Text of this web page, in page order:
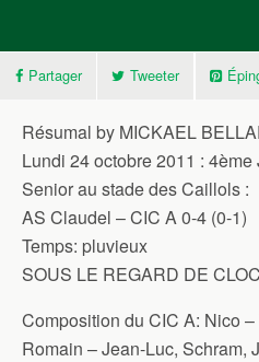
Partager Tweeter
Résumal by MICKAEL
Lundi 24 octobre 2011 :
Senior au stade des Caillols :
AS Claudel – CIC A 0-4 (0-1)
Temps: pluvieux
SOUS LE REGARD DE
Composition du CIC A: Nico
Romain – Jean-Luc, Schram,